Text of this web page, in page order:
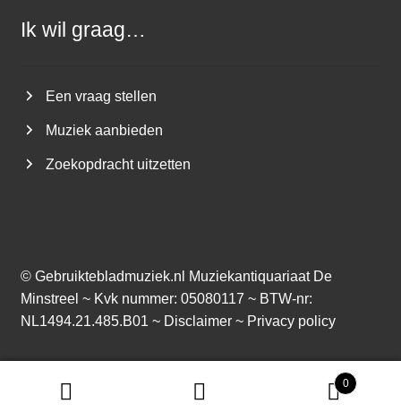
Ik wil graag…
Een vraag stellen
Muziek aanbieden
Zoekopdracht uitzetten
© Gebruiktebladmuziek.nl
Muziekantiquariaat De
Minstreel ~ Kvk nummer: 05080117 ~ BTW-nr:
NL1494.21.485.B01 ~ Disclaimer~ Privacy policy
0